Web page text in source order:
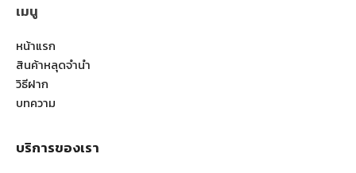
เมนู
หน้าแรก
สินค้าหลุดจำนำ
วิธีฝาก
บทความ
บริการของเรา